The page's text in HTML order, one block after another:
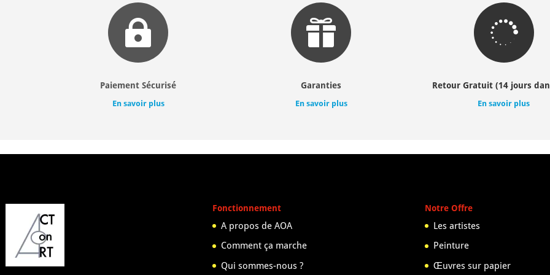

Paiement Sécurisé
En savoir plus

Garanties
En savoir plus

Retour Gratuit (14 jours
En savoir plus
Fonctionnement
A propos de AOA
Comment ça marche
Qui sommes-nous ?
Notre Offre
Les artistes
Peinture
Œuvres sur papier